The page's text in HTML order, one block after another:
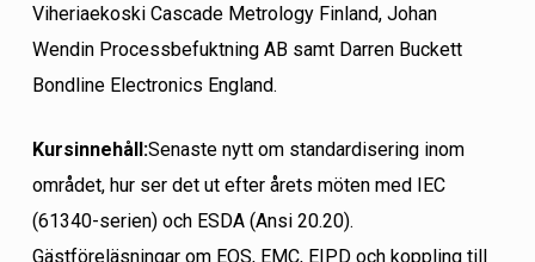
Viheriaekoski Cascade Metrology Finland, Johan
Wendin Processbefuktning AB samt Darren Buckett
Bondline Electronics England.
Kursinnehåll:Senaste nytt om standardisering inom
området, hur ser det ut efter årets möten med IEC
(61340-serien) och ESDA (Ansi 20.20).
Gästföreläsningar om EOS, EMC, EIPD och koppling till